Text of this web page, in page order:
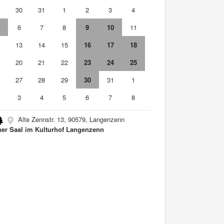
30 31 1 2 3
4
6 7 8 9 10
11
13 14 15 16 17
18
20 21 22 23 24
25
27 28 29 30 31
1
3 4 5 6 7 8
Alte Zennstr. 13, 90579, Langenzenn
Saal im Kulturhof Langenzenn